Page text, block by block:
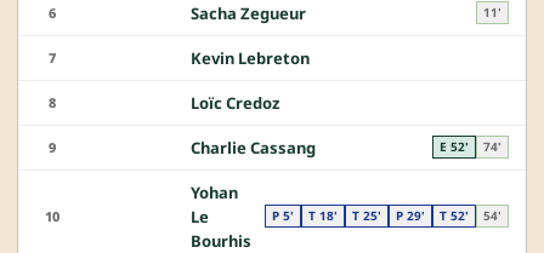
6 Sacha Zegueur 11'
7 Kevin Lebreton
8 Loïc Credoz
9 Charlie Cassang E 52' 74'
10
Yohan
Le
Bourhis
P 5' T 18' T 25' P 29' T 52' 54'